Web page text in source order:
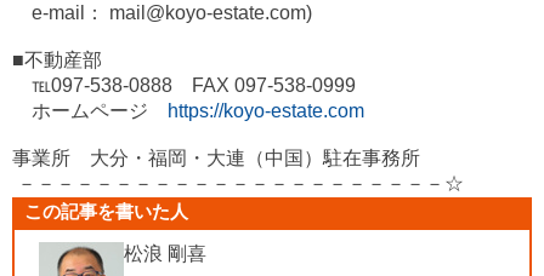
e-mail： mail@koyo-estate.com)
■不動産部
℡097-538-0888 FAX 097-538-0999
ホームページ
https://koyo-estate.com
事業所 大分・福岡・大連（中国）駐在事務所
－－－－－－－－－－－－－－－－－－－－－－☆
この記事を書いた人
松浪 剛喜